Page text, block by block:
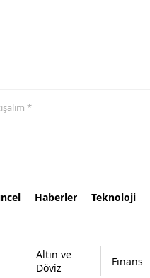
*
Haberler Teknoloji
Altın ve
Döviz
Finans